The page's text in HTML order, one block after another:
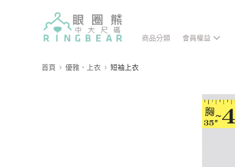
商品分類 會員權益
首頁 優雅．上衣 短袖上衣